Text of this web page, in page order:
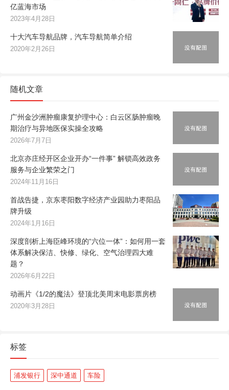
亿蓝海市场
2023年4月28日
十大汽车导航品牌，汽车导航简单介绍
2020年2月26日
随机文章
广州金沙洲肿瘤康复护理中心：白云区肠肿瘤晚
期治疗与异地医保实操全攻略
2026年7月7日
北京亦庄经开区企业开办“一件事” 解锁高效政务
服务与企业繁荣之门
2024年11月16日
首战告捷，京东枣阳数字经济产业园助力枣阳品
牌升级
2024年1月16日
深度剖析上海臣峰环境的“六位一体”：如何用一套
体系解决保洁、快修、绿化、空气治理四大难
题？
2026年6月22日
动画片《1/2的魔法》登顶北美周末电影票房榜
2020年3月28日
标签
浦发银行 深中通道 车险